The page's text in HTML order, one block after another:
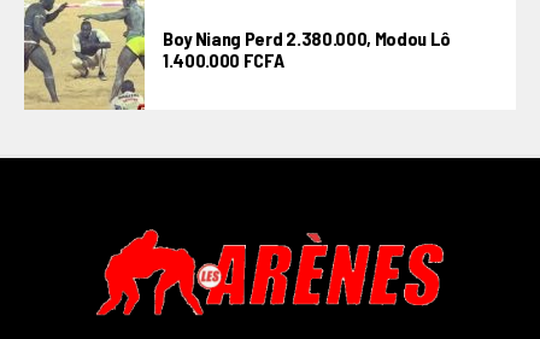
Boy Niang Perd 2.380.000, Modou Lô
1.400.000 FCFA